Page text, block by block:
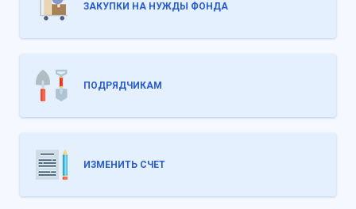
ЗАКУПКИ НА НУЖДЫ ФОНДА
ПОДРЯДЧИКАМ
ИЗМЕНИТЬ СЧЕТ